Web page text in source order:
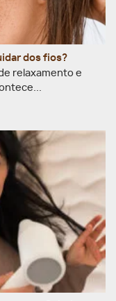
dos fios?
relaxamento e